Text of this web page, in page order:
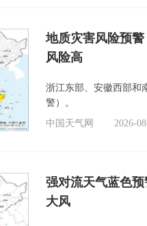
地质灾害风险预
风险高
浙江东部、安徽西部和
警）。
中国天气网
2026-
强对流天气蓝色
大风